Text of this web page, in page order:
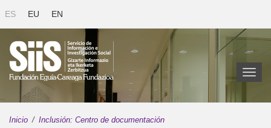
ES EU EN
Toggle
Inicio
Inclusión: Centro de documentación